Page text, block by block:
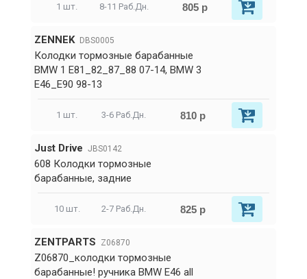
1 шт. 8-11 Раб.Дн. 805 р
ZENNEK DBS0005
Колодки тормозные барабанные
BMW 1 E81_82_87_88 07-14, BMW 3
E46_E90 98-13
1 шт. 3-6 Раб.Дн. 810 р
Just Drive JBS0142
608 Колодки тормозные
барабанные, задние
10 шт. 2-7 Раб.Дн. 825 р
ZENTPARTS Z06870
Z06870_колодки тормозные
барабанные! ручника BMW E46 all